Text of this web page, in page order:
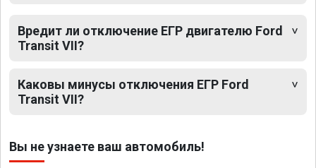
Вредит ли отключение ЕГР двигателю Ford
Transit VII?
Каковы минусы отключения ЕГР Ford
Transit VII?
Вы не узнаете ваш автомобиль!